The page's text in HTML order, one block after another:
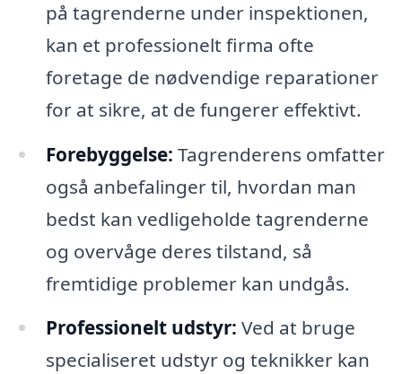
på tagrenderne under inspektionen,
kan et professionelt firma ofte
foretage de nødvendige reparationer
for at sikre, at de fungerer effektivt.
Forebyggelse: Tagrenderens omfatter
også anbefalinger til, hvordan man
bedst kan vedligeholde tagrenderne
og overvåge deres tilstand, så
fremtidige problemer kan undgås.
Professionelt udstyr: Ved at bruge
specialiseret udstyr og teknikker kan